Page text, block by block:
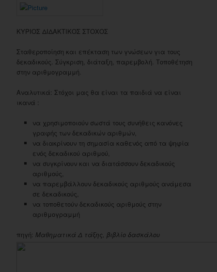
ΚΥΡΙΟΣ ΔΙΔΑΚΤΙΚΟΣ ΣΤΟΧΟΣ
Σταθεροποίηση και επέκταση των γνώσεων για τους
δεκαδικούς. Σύγκριση, διάταξη, παρεμβολή. Τοποθέτηση
στην αριθμογραμμή.
Αναλυτικά: Στόχοι μας θα είναι τα παιδιά να είναι
ικανά :
να χρησιμοποιούν σωστά τους συνήθεις κανόνες
γραφής των δεκαδικών αριθμών,
να διακρίνουν τη σημασία καθενός από τα ψηφία
ενός δεκαδικού αριθμού,
να συγκρίνουν και να διατάσσουν δεκαδικούς
αριθμούς,
να παρεμβάλλουν δεκαδικούς αριθμούς ανάμεσα
σε δεκαδικούς,
να τοποθετούν δεκαδικούς αριθμούς στην
αριθμογραμμή
πηγή:Μαθηματικά Δ τάξης, βιβλίο δασκάλου